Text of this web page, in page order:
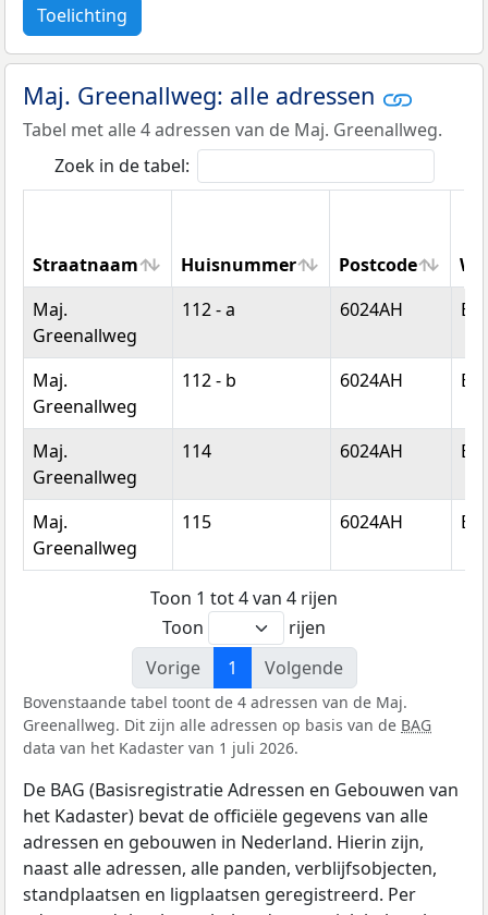
Toelichting
Maj. Greenallweg: alle adressen
Tabel met alle 4 adressen van de Maj. Greenallweg.
Zoek in de tabel:
Straatnaam Huisnummer Postcode
Straatnaam
Huisnummer Postcode
Maj.
Greenallweg
112 - a 6024AH
Maj.
Greenallweg
112 - b 6024AH
Maj.
Greenallweg
114 6024AH
Maj.
Greenallweg
115 6024AH
Toon 1 tot 4 van 4 rijen
Toon
rijen
Vorige
1 Volgende
Bovenstaande tabel toont de 4 adressen van de Maj.
Greenallweg. Dit zijn alle adressen op basis van de BAG
data van het Kadaster van 1 juli 2026.
De BAG (Basisregistratie Adressen en Gebouwen van
het Kadaster) bevat de officiële gegevens van alle
adressen en gebouwen in Nederland. Hierin zijn,
naast alle adressen, alle panden, verblijfsobjecten,
standplaatsen en ligplaatsen geregistreerd. Per